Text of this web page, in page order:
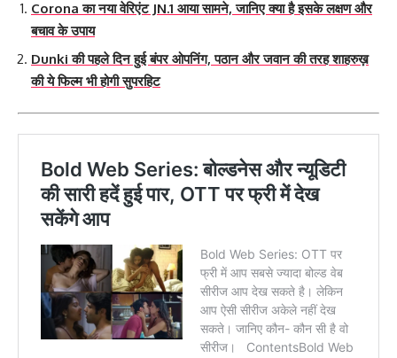
Corona का नया वेरिएंट JN.1 आया सामने, जानिए क्या है इसके लक्षण और
बचाव के उपाय
Dunki की पहले दिन हुई बंपर ओपनिंग, पठान और जवान की तरह शाहरुख़
की ये फिल्म भी होगी सुपरहिट